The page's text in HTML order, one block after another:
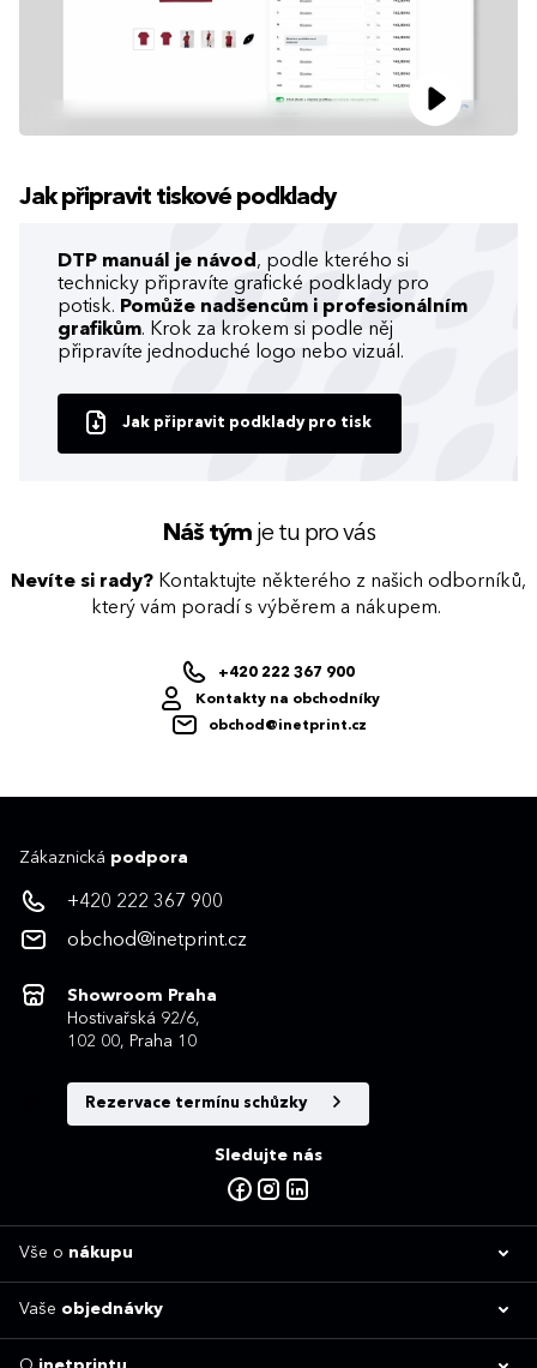
Jak připravit tiskové podklady
DTP manuál je návod , podle kterého si
technicky připravíte grafické podklady pro
potisk. Pomůže nadšencům i profesionálním
grafikům. Krok za krokem si podle něj
připravíte jednoduché logo nebo vizuál.
Jak připravit podklady pro tisk
Náš týmje tu pro vás
Nevíte si rady? Kontaktujte některého z našich odborníků,
který vám poradí s výběrem a nákupem.
+420 222 367 900
Kontakty na obchodníky
obchod@inetprint.cz
Zákaznická podpora
+420 222 367 900
obchod@inetprint.cz
Showroom Praha
Hostivařská 92/6,
102 00, Praha 10
Rezervace termínu schůzky
Sledujte nás
Vše o nákupu
Vaše objednávky